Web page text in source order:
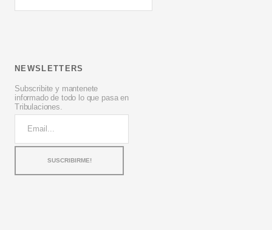
NEWSLETTERS
Subscribite y mantenete
informado de todo lo que pasa en
Tribulaciones.